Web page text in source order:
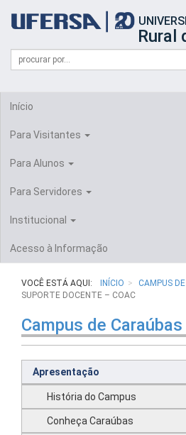
portal
UFERSA
Rural
Formulário
Busca
Campo
de
Início
Para Visitantes
Para Alunos
Para Servidores
Institucional
Acesso à Informação
VOCÊ ESTÁ AQUI: INÍCIO
CAMPUS
SUPORTE DOCENTE – COAC
Campus de Caraúbas
Apresentação
História do Campus
Conheça Caraúbas